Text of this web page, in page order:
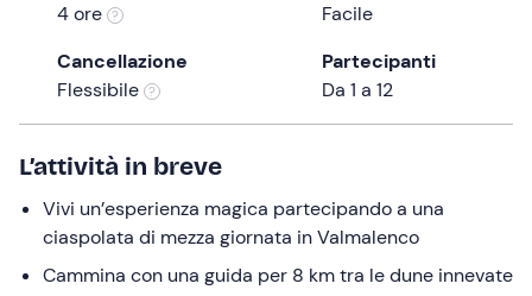
4 ore
Facile
Cancellazione
Flessibile
Partecipanti
Da 1 a 12
L’attività in breve
Vivi un’esperienza magica partecipando a una
ciaspolata di mezza giornata in Valmalenco
Cammina con una guida per 8 km tra le dune innevate